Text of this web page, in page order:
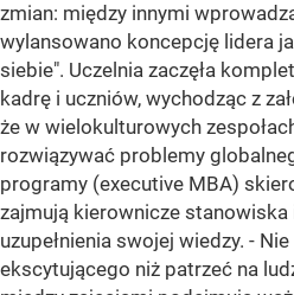
zmian: między innymi
wylansowano koncepcję lidera
siebie". Uczelnia zaczęła
kadrę i uczniów, wychodząc z
że w wielokulturowych
rozwiązywać problemy
programy (executive MBA)
zajmują kierownicze stanowiska
uzupełnienia swojej wiedzy. -
ekscytującego niż patrzeć na